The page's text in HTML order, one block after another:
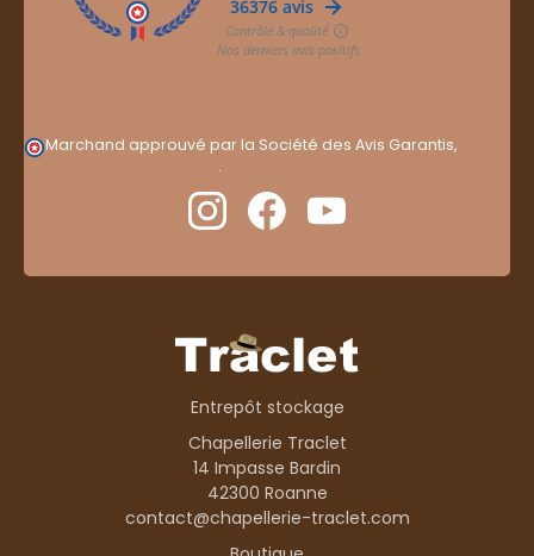
Marchand approuvé par la Société des Avis Garantis,
.
Entrepôt stockage
Chapellerie Traclet
14 Impasse Bardin
42300 Roanne
contact@chapellerie-traclet.com